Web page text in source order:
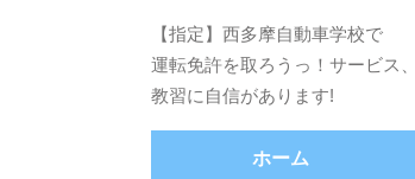
【指定】西多摩自動車学校で
運転免許を取ろうっ！サービス、
教習に自信があります!
ホーム